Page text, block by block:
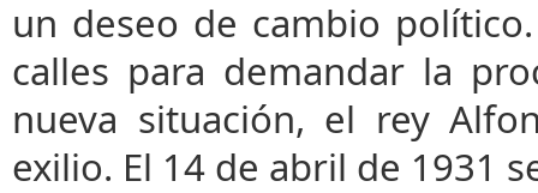
un deseo de cambio
calles para demandar la
nueva situación, el rey
exilio. El 14 de abril de 1931